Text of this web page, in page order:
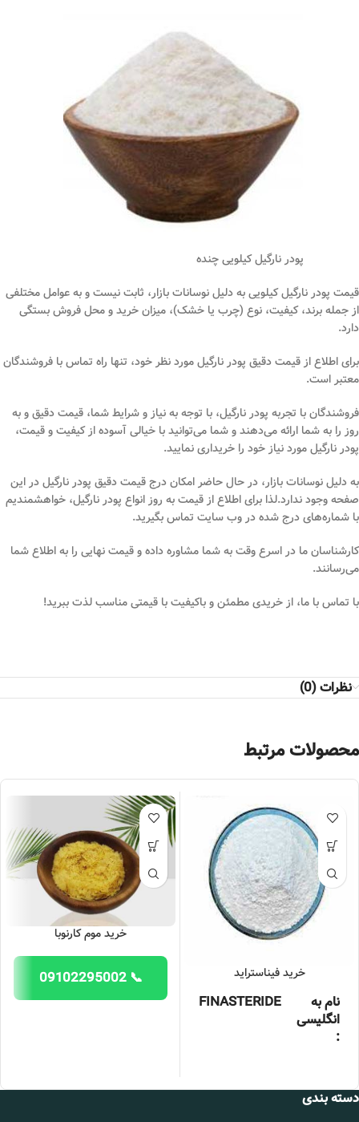
پودر نارگیل کیلویی چنده
قیمت پودر نارگیل کیلویی به دلیل نوسانات بازار، ثابت نیست و به عوامل مختلفی
از جمله برند، کیفیت، نوع (چرب یا خشک)، میزان خرید و محل فروش بستگی
دارد.
برای اطلاع از قیمت دقیق پودر نارگیل مورد نظر خود، تنها راه تماس با فروشندگان
معتبر است.
فروشندگان با تجربه پودر نارگیل، با توجه به نیاز و شرایط شما، قیمت دقیق و به
روز را به شما ارائه می‌دهند و شما می‌توانید با خیالی آسوده از کیفیت و قیمت،
پودر نارگیل مورد نیاز خود را خریداری نمایید.
به دلیل نوسانات بازار، در حال حاضر امکان درج قیمت دقیق پودر نارگیل در این
صفحه وجود ندارد.لذا برای اطلاع از قیمت به روز انواع پودر نارگیل، خواهشمندیم
با شماره‌های درج شده در وب سایت تماس بگیرید.
کارشناسان ما در اسرع وقت به شما مشاوره داده و قیمت نهایی را به اطلاع شما
می‌رسانند.
با تماس با ما، از خریدی مطمئن و باکیفیت با قیمتی مناسب لذت ببرید!
نظرات (0)
محصولات مرتبط
خرید فیناستراید
نام به
انگلیسی
:
FINASTERIDE
بسته بندی
:
25 کیلوگرمی
خرید موم کارنوبا
📞 09102295002
دسته بندی